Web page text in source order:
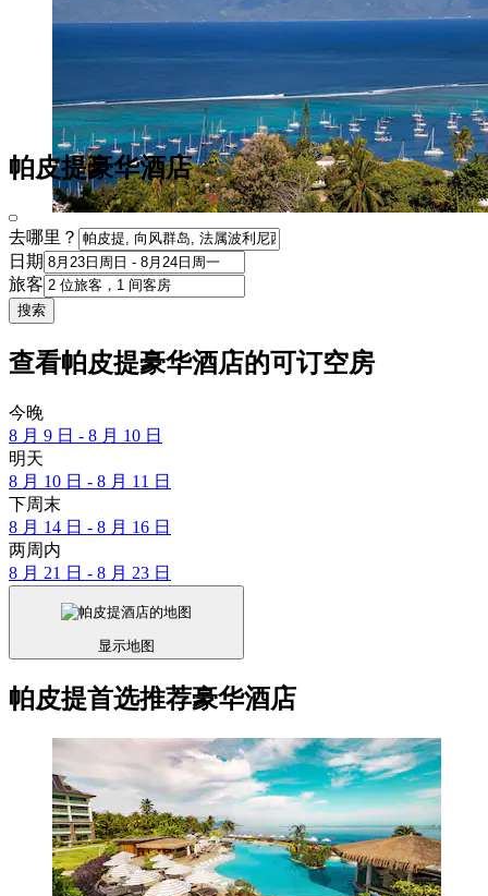
帕皮提豪华酒店
去哪里？
日期
旅客
搜索
查看帕皮提豪华酒店的可订空房
今晚
8 月 9 日 - 8 月 10 日
明天
8 月 10 日 - 8 月 11 日
下周末
8 月 14 日 - 8 月 16 日
两周内
8 月 21 日 - 8 月 23 日
显示地图
帕皮提首选推荐豪华酒店